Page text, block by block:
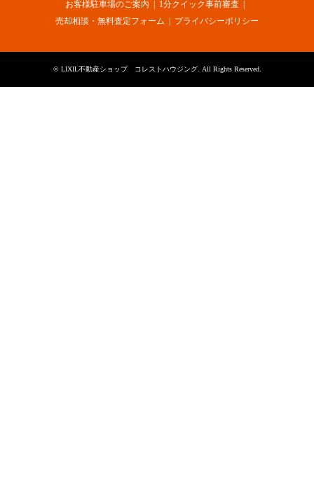
お客様駐車場のご案内
1分クイック事前審査
売却相談・無料査定フォーム
プライバシーポリシー
© LIXIL不動産ショップ コレストハウジング. All Rights Reserved.